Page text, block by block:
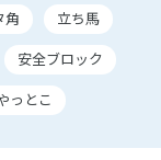
角
立ち馬
安全ブロック
っとこ